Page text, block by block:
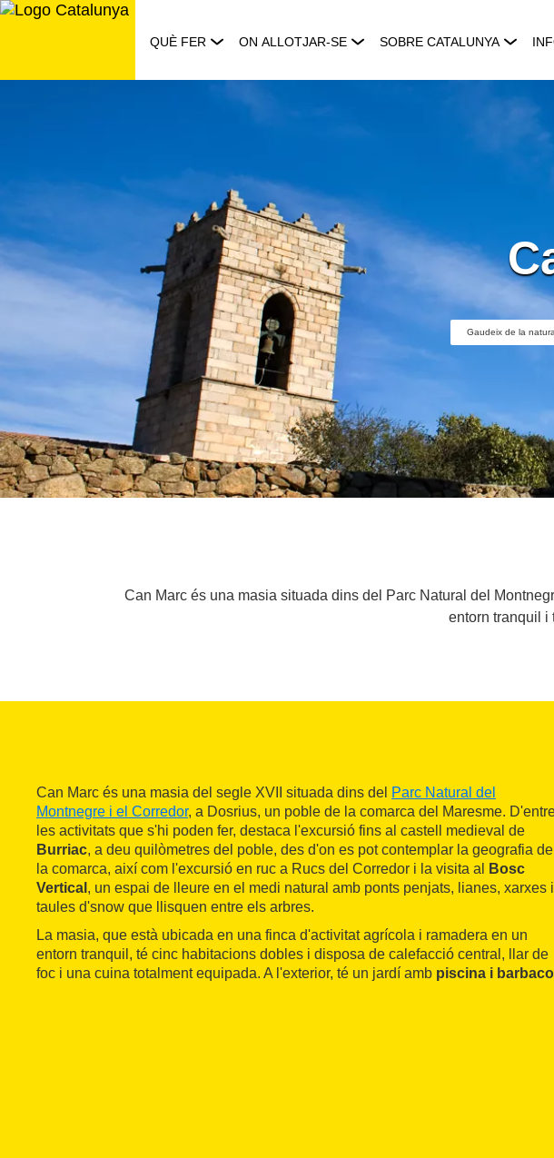
Saltar
QUÈ FER ON ALLOTJAR-SE SOBRE CATALUNYA
Gaudeix de la natura
Can Marc és una masia situada dins del Parc Natural del
entorn tranquil i
Can Marc és una masia del segle XVII situada dins del Parc Natural del
Montnegre i el Corredor, a Dosrius, un poble de la comarca del Maresme.
les activitats que s'hi poden fer, destaca l'excursió fins al castell medieval de
Burriac, a deu quilòmetres del poble, des d'on es pot contemplar la geografia de
la comarca, així com l'excursió en ruc a Rucs del Corredor i la visita al
Bosc
Vertical , un espai de lleure en el medi natural amb ponts penjats, lianes, xarxes i
taules d'snow que llisquen entre els arbres.
La masia, que està ubicada en una finca d'activitat agrícola i ramadera en un
entorn tranquil, té cinc habitacions dobles i disposa de calefacció central, llar de
foc i una cuina totalment equipada. A l'exterior, té un jardí amb piscina i